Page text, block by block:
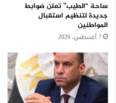
ساحة “الطيب” تعلن ضوابط
جديدة لتنظيم استقبال
المواطنين
7 أغسطس، 2026